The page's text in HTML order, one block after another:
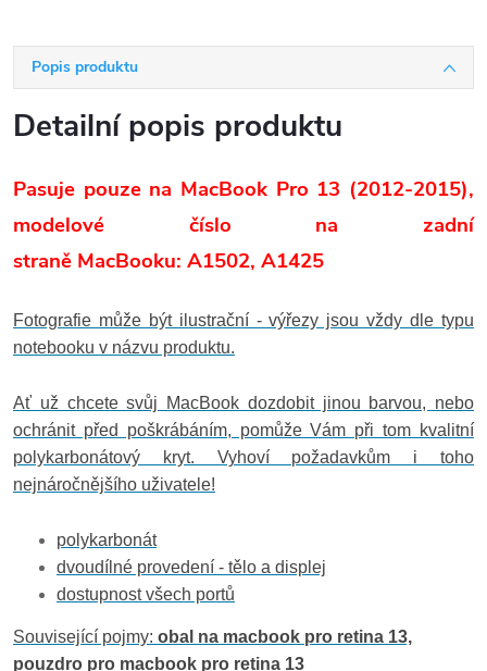
Popis produktu
Detailní popis produktu
Pasuje pouze na MacBook Pro 13 (2012-2015),
modelové číslo na zadní
straně MacBooku: A1502, A1425
Fotografie může být ilustrační - výřezy jsou vždy dle typu
notebooku v názvu produktu.
Ať už chcete svůj MacBook dozdobit jinou barvou, nebo
ochránit před poškrábáním, pomůže Vám při tom kvalitní
polykarbonátový kryt. Vyhoví požadavkům i toho
nejnáročnějšího uživatele!
polykarbonát
dvoudílné provedení - tělo a displej
dostupnost všech portů
Související pojmy: obal na macbook pro retina 13,
pouzdro pro macbook pro retina 13